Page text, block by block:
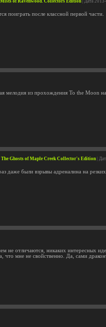
of Ravenwood. Collectors Edition | Дата
поиграть после классной первой части.
мелодия из прохождения To the Moon
Ghosts of Maple Creek Collector's Edition |
даже были взрывы адреналина на резких
не отличаются, никаких интересных
что мне не свойственно. Да, сами